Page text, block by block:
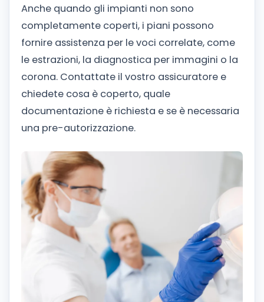
Anche quando gli impianti non sono
completamente coperti, i piani possono
fornire assistenza per le voci correlate, come
le estrazioni, la diagnostica per immagini o la
corona. Contattate il vostro assicuratore e
chiedete cosa è coperto, quale
documentazione è richiesta e se è necessaria
una pre-autorizzazione.